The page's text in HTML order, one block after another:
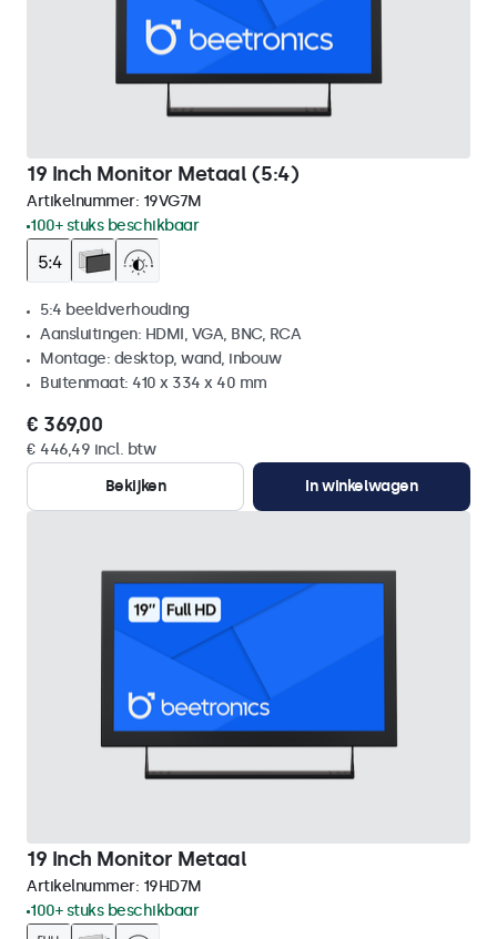
19 Inch Monitor Metaal (5:4)
Artikelnummer: 19VG7M
100+ stuks beschikbaar
5:4 beeldverhouding
Aansluitingen: HDMI, VGA, BNC, RCA
Montage: desktop, wand, inbouw
Buitenmaat: 410 x 334 x 40 mm
€ 369,00
€ 446,49 incl. btw
Bekijken
In winkelwagen
19 Inch Monitor Metaal
Artikelnummer: 19HD7M
100+ stuks beschikbaar